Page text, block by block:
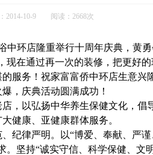
2014-10-9 阅读：2668次
环店隆重举行十周年庆典，黄
现在通过再一次的装修，把更好
服务！祝家富富侨中环店生意兴
，庆典活动圆满成功！
以弘扬中华养生保健文化，倡
健康、亚健康群体服务。
律严明。以“博爱、奉献、严谨
坚持“诚实守信、科学保健、文